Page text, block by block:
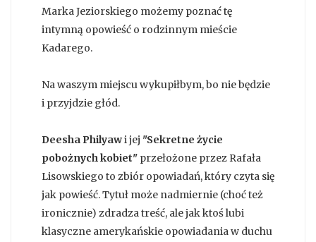
Marka Jeziorskiego możemy poznać tę
intymną opowieść o rodzinnym mieście
Kadarego.
Na waszym miejscu wykupiłbym, bo nie będzie
i przyjdzie głód.
Deesha Philyawi jej "Sekretne życie
pobożnych kobiet" przełożone przez Rafała
Lisowskiego to zbiór opowiadań, który czyta się
jak powieść. Tytuł może nadmiernie (choć też
ironicznie) zdradza treść, ale jak ktoś lubi
klasyczne amerykańskie opowiadania w duchu